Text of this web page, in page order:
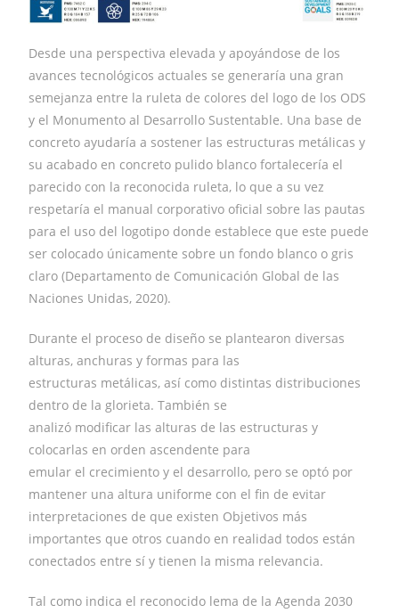
Desde una perspectiva elevada y apoyándose de los
avances tecnológicos actuales se generaría una gran
semejanza entre la ruleta de colores del logo de los ODS
y el Monumento al Desarrollo Sustentable. Una base de
concreto ayudaría a sostener las estructuras metálicas y
su acabado en concreto pulido blanco fortalecería el
parecido con la reconocida ruleta, lo que a su vez
respetaría el manual corporativo oficial sobre las pautas
para el uso del logotipo donde establece que este puede
ser colocado únicamente sobre un fondo blanco o gris
claro (Departamento de Comunicación Global de las
Naciones Unidas, 2020).
Durante el proceso de diseño se plantearon diversas
alturas, anchuras y formas para las
estructuras metálicas, así como distintas distribuciones
dentro de la glorieta. También se
analizó modificar las alturas de las estructuras y
colocarlas en orden ascendente para
emular el crecimiento y el desarrollo, pero se optó por
mantener una altura uniforme con el fin de evitar
interpretaciones de que existen Objetivos más
importantes que otros cuando en realidad todos están
conectados entre sí y tienen la misma relevancia.
Tal como indica el reconocido lema de la Agenda 2030